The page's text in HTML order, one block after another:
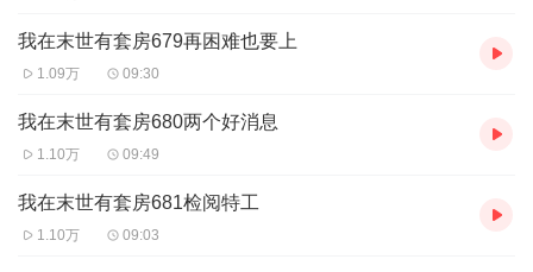
我在末世有套房679再困难也要上
1.09万 09:30
我在末世有套房680两个好消息
1.10万 09:49
我在末世有套房681检阅特工
1.10万 09:03